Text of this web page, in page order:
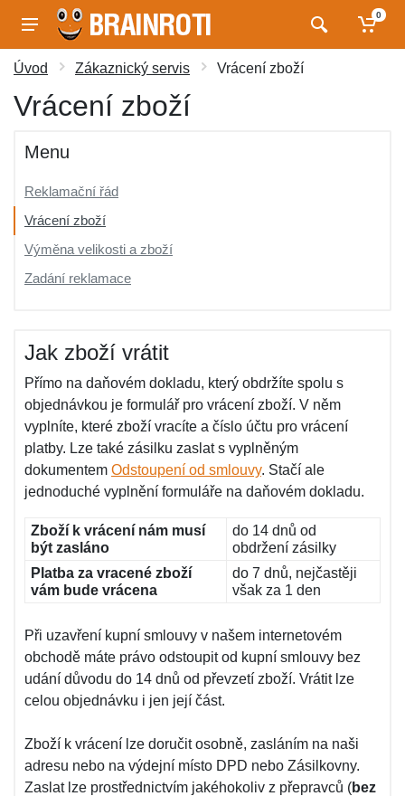
0
Úvod Zákaznický servis Vrácení zboží
Vrácení zboží
Menu
Reklamační řád
Vrácení zboží
Výměna velikosti a zboží
Zadání reklamace
Jak zboží vrátit
Přímo na daňovém dokladu, který obdržíte spolu s
objednávkou je formulář pro vrácení zboží. V něm
vyplníte, které zboží vracíte a číslo účtu pro vrácení
platby. Lze také zásilku zaslat s vyplněným
dokumentem Odstoupení od smlouvy. Stačí ale
jednoduché vyplnění formuláře na daňovém dokladu.
Zboží k vrácení nám musí
být zasláno
do 14 dnů od
obdržení zásilky
Platba za vracené zboží
vám bude vrácena
do 7 dnů, nejčastěji
však za 1 den
Při uzavření kupní smlouvy v našem internetovém
obchodě máte právo odstoupit od kupní smlouvy bez
udání důvodu do 14 dnů od převzetí zboží. Vrátit lze
celou objednávku i jen její část.
Zboží k vrácení lze doručit osobně, zasláním na naši
adresu nebo na výdejní místo DPD nebo Zásilkovny.
Zaslat lze prostřednictvím jakéhokoliv z přepravců (bez